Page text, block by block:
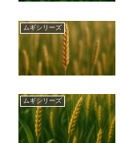
ムギシリーズ
ムギシリーズ